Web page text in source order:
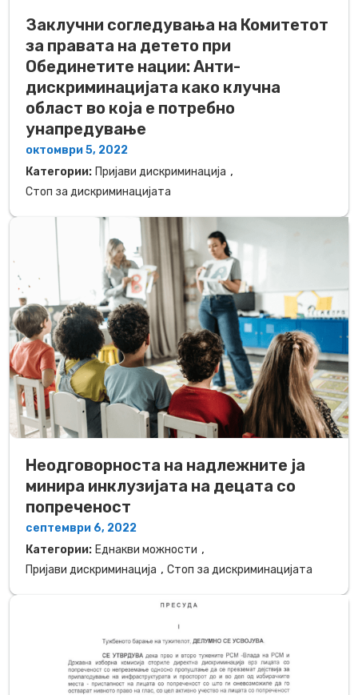
Заклучни согледувања на Комитетот
за правата на детето при
Обединетите нации: Анти-
дискриминацијата како клучна
област во која е потребно
унапредување
октомври 5, 2022
Категории: Пријави дискриминација ,
Стоп за дискриминацијата
Неодговорноста на надлежните ја
минира инклузијата на децата со
попреченост
септември 6, 2022
Категории: Еднакви можности ,
Пријави дискриминација , Стоп за дискриминацијата